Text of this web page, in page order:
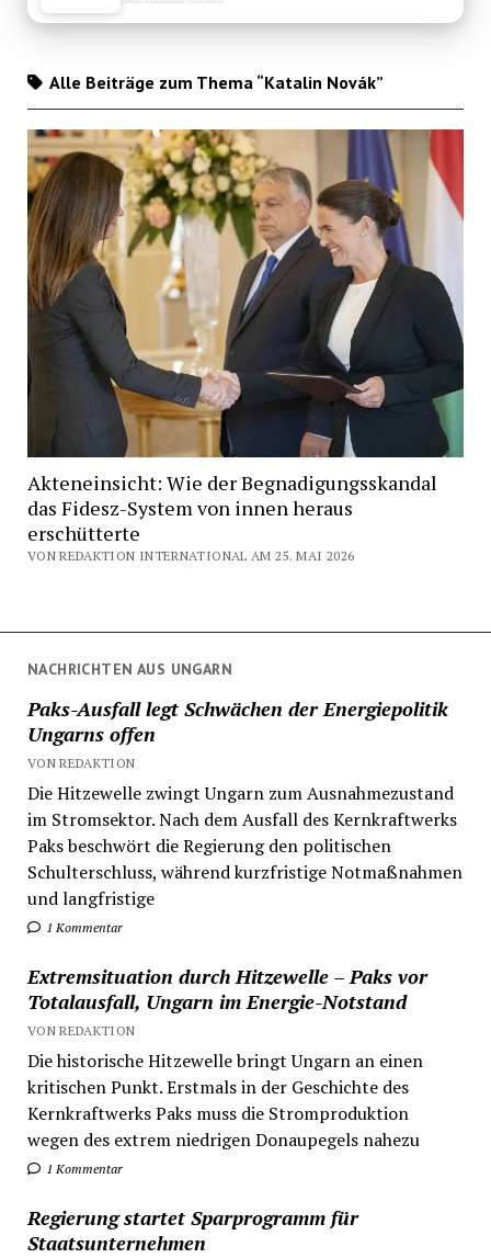
NACHRICHTEN AUS UNGARN
Paks-Ausfall legt Schwächen der Energiepolitik
Ungarns offen
VON REDAKTION
Die Hitzewelle zwingt Ungarn zum Ausnahmezustand
im Stromsektor. Nach dem Ausfall des Kernkraftwerks
Paks beschwört die Regierung den politischen
Schulterschluss, während kurzfristige Notmaßnahmen
und langfristige
1 Kommentar
Extremsituation durch Hitzewelle – Paks vor
Totalausfall, Ungarn im Energie-Notstand
VON REDAKTION
Die historische Hitzewelle bringt Ungarn an einen
kritischen Punkt. Erstmals in der Geschichte des
Kernkraftwerks Paks muss die Stromproduktion
wegen des extrem niedrigen Donaupegels nahezu
1 Kommentar
Regierung startet Sparprogramm für
Staatsunternehmen
Alle Beiträge zum Thema “Katalin Novák”
Akteneinsicht: Wie der Begnadigungsskandal
das Fidesz-System von innen heraus
erschütterte
VON REDAKTION INTERNATIONAL AM 25. MAI 2026